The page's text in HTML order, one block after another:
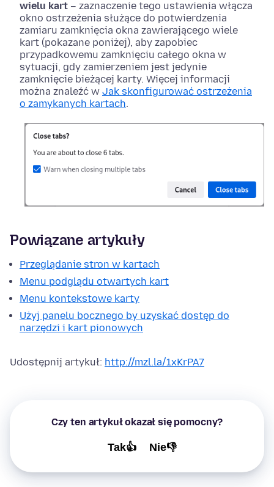
wielu kart – zaznaczenie tego ustawienia włącza
okno ostrzeżenia służące do potwierdzenia
zamiaru zamknięcia okna zawierającego wiele
kart (pokazane poniżej), aby zapobiec
przypadkowemu zamknięciu całego okna w
sytuacji, gdy zamierzeniem jest jedynie
zamknięcie bieżącej karty. Więcej informacji
można znaleźć w Jak skonfigurować ostrzeżenia
o zamykanych kartach.
Powiązane artykuły
Przeglądanie stron w kartach
Menu podglądu otwartych kart
Menu kontekstowe karty
Użyj panelu bocznego by uzyskać dostęp do
narzędzi i kart pionowych
Udostępnij artykuł: http://mzl.la/1xKrPA7
Czy ten artykuł okazał się pomocny?
Tak👍 Nie👎